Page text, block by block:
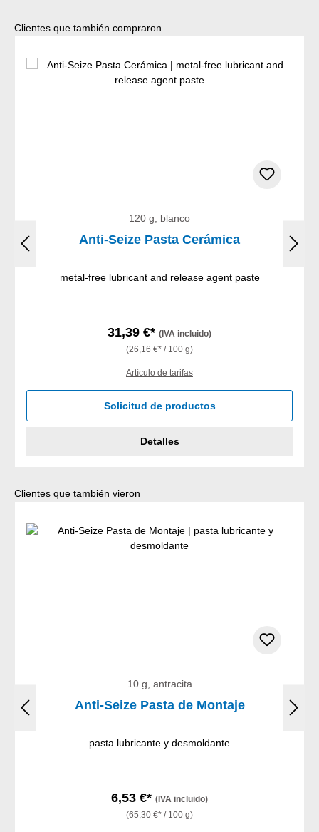
Omitir la galería de productos
Clientes que también compraron
120 g, blanco
Anti-Seize Pasta Cerámica
metal-free lubricant and release agent paste
31,39 €* (IVA incluido)
(26,16 €* / 100 g)
Artículo de tarifas
Solicitud de productos
Detalles
Omitir la galería de productos
Clientes que también vieron
10 g, antracita
Anti-Seize Pasta de Montaje
pasta lubricante y desmoldante
6,53 €* (IVA incluido)
(65,30 €* / 100 g)